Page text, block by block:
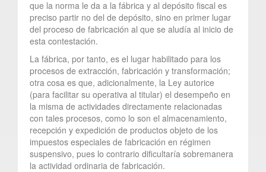
que la norma le da a la fábrica y al depósito fiscal es
preciso partir no del de depósito, sino en primer lugar
del proceso de fabricación al que se aludía al inicio de
esta contestación.
La fábrica, por tanto, es el lugar habilitado para los
procesos de extracción, fabricación y transformación;
otra cosa es que, adicionalmente, la Ley autorice
(para facilitar su operativa al titular) el desempeño en
la misma de actividades directamente relacionadas
con tales procesos, como lo son el almacenamiento,
recepción y expedición de productos objeto de los
impuestos especiales de fabricación en régimen
suspensivo, pues lo contrario dificultaría sobremanera
la actividad ordinaria de fabricación.